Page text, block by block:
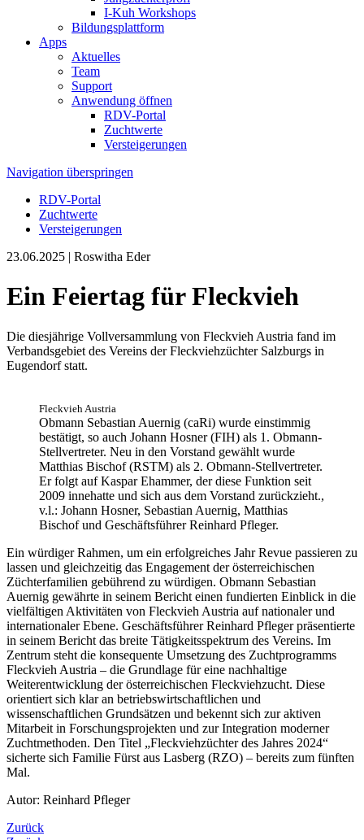
I-Kuh Workshops
Bildungsplattform
Apps
Aktuelles
Team
Support
Anwendung öffnen
RDV-Portal
Zuchtwerte
Versteigerungen
Navigation überspringen
RDV-Portal
Zuchtwerte
Versteigerungen
23.06.2025 | Roswitha Eder
Ein Feiertag für Fleckvieh
Die diesjährige Vollversammlung von Fleckvieh Austria fand im
Verbandsgebiet des Vereins der Fleckviehzüchter Salzburgs in
Eugendorf statt.
Fleckvieh Austria
Obmann Sebastian Auernig (caRi) wurde einstimmig
bestätigt, so auch Johann Hosner (FIH) als 1. Obmann-
Stellvertreter. Neu in den Vorstand gewählt wurde
Matthias Bischof (RSTM) als 2. Obmann-Stellvertreter.
Er folgt auf Kaspar Ehammer, der diese Funktion seit
2009 innehatte und sich aus dem Vorstand zurückzieht.,
v.l.: Johann Hosner, Sebastian Auernig, Matthias
Bischof und Geschäftsführer Reinhard Pfleger.
Ein würdiger Rahmen, um ein erfolgreiches Jahr Revue passieren zu
lassen und gleichzeitig das Engagement der österreichischen
Züchterfamilien gebührend zu würdigen. Obmann Sebastian
Auernig gewährte in seinem Bericht einen fundierten Einblick in die
vielfältigen Aktivitäten von Fleckvieh Austria auf nationaler und
internationaler Ebene. Geschäftsführer Reinhard Pfleger präsentierte
in seinem Bericht das breite Tätigkeitsspektrum des Vereins. Im
Zentrum steht die konsequente Umsetzung des Zuchtprogramms
Fleckvieh Austria – die Grundlage für eine nachhaltige
Weiterentwicklung der österreichischen Fleckviehzucht. Diese
orientiert sich klar an betriebswirtschaftlichen und
wissenschaftlichen Grundsätzen und bekennt sich zur aktiven
Mitarbeit in Forschungsprojekten und zur Integration moderner
Zuchtmethoden. Den Titel „Fleckviehzüchter des Jahres 2024“
sicherte sich Familie Fürst aus Lasberg (RZO) – bereits zum fünften
Mal.
Autor: Reinhard Pfleger
Zurück